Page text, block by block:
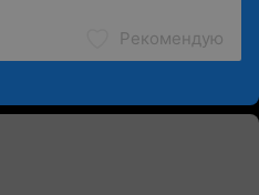
Рекомендую